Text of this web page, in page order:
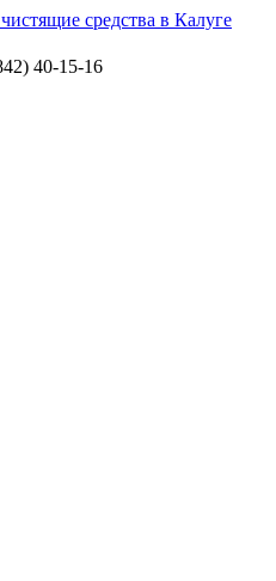
средства в Калуге
40-15-16